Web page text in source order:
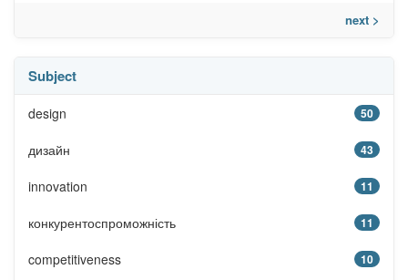
next >
Subject
design 50
дизайн 43
innovation 11
конкурентоспроможність 11
competitiveness 10